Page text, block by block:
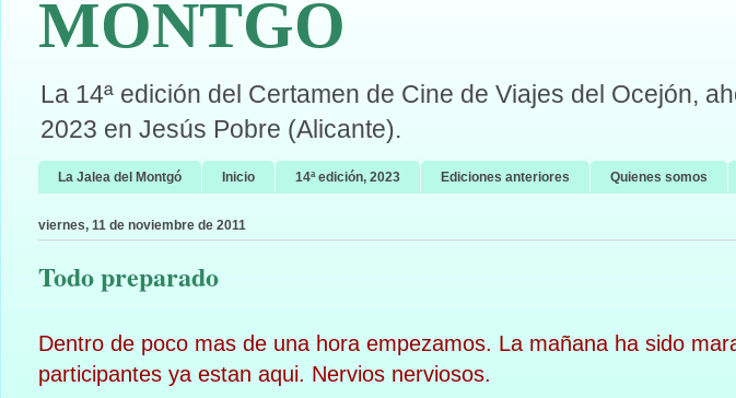
MONTGÓ
La 14ª edición del Certamen de Cine de Viajes del Ocejón,
2023 en Jesús Pobre (Alicante).
La Jalea del Montgó Inicio 14ª edición, 2023 Ediciones anteriores Quienes somos
viernes, 11 de noviembre de 2011
Todo preparado
Dentro de poco mas de una hora empezamos. La mañana ha sido
participantes ya estan aqui. Nervios nerviosos.